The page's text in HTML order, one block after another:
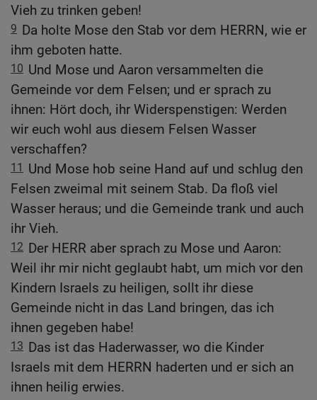
Vieh zu trinken geben!
9 Da holte Mose den Stab vor dem HERRN, wie er
ihm geboten hatte.
10 Und Mose und Aaron versammelten die
Gemeinde vor dem Felsen; und er sprach zu
ihnen: Hört doch, ihr Widerspenstigen: Werden
wir euch wohl aus diesem Felsen Wasser
verschaffen?
11
Und Mose hob seine Hand auf und schlug den
Felsen zweimal mit seinem Stab. Da floß viel
Wasser heraus; und die Gemeinde trank und auch
ihr Vieh.
12 Der HERR aber sprach zu Mose und Aaron:
Weil ihr mir nicht geglaubt habt, um mich vor den
Kindern Israels zu heiligen, sollt ihr diese
Gemeinde nicht in das Land bringen, das ich
ihnen gegeben habe!
13 Das ist das Haderwasser, wo die Kinder
Israels mit dem HERRN haderten und er sich an
ihnen heilig erwies.